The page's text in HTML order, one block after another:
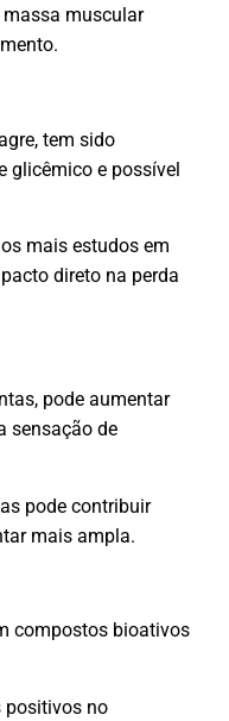
massa muscular
tem sido
glicêmico e possível
mais estudos em
direto na perda
pode aumentar
sensação de
pode contribuir
mais ampla.
compostos bioativos
positivos no